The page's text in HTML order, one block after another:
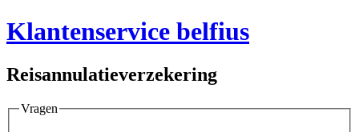
Klantenservice belfius
Reisannulatieverzekering
Vragen